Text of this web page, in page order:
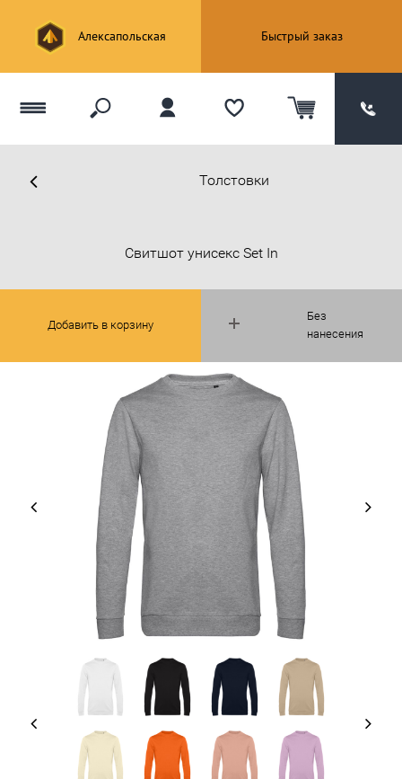
Алексапольская Быстрый заказ
Толстовки
Без
нанесения
Свитшот унисекс Set In
Добавить в корзину